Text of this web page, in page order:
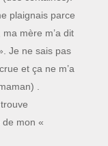
plaignais parce
mère m’a dit
Je ne sais pas
et ça ne m’a
.
mon «